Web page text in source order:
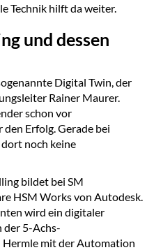
Technik hilft da weiter.
und dessen
Digital Twin, der
Rainer Maurer.
schon vor
Erfolg. Gerade bei
noch keine
bildet bei SM
HSM Works von Autodesk.
wird ein digitaler
der 5-Achs-
Hermle mit der Automation